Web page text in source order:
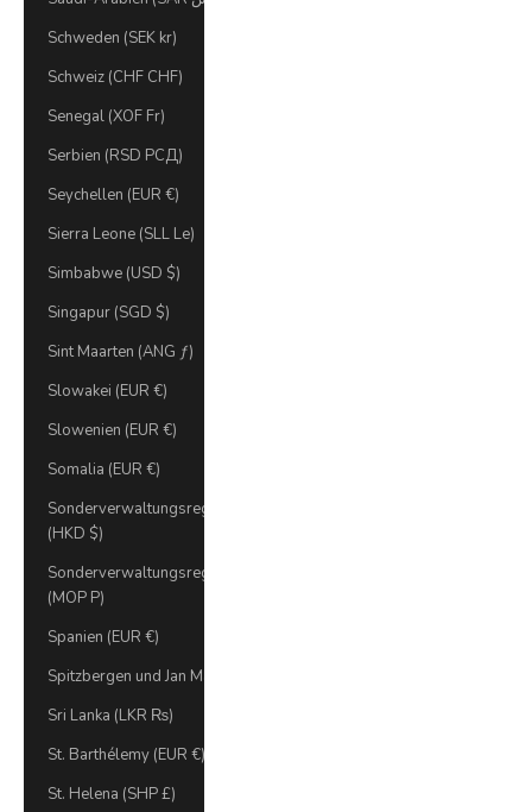
Schweden (SEK kr)
Schweiz (CHF CHF)
Senegal (XOF Fr)
Serbien (RSD РСД)
Seychellen (EUR €)
Sierra Leone (SLL Le)
Simbabwe (USD $)
Singapur (SGD $)
Sint Maarten (ANG ƒ)
Slowakei (EUR €)
Slowenien (EUR €)
Somalia (EUR €)
Sonderverwaltungsregion Hongkong
(HKD $)
Sonderverwaltungsregion Macau
(MOP P)
Spanien (EUR €)
Spitzbergen und Jan Mayen (EUR €)
Sri Lanka (LKR ₨)
St. Barthélemy (EUR €)
St. Helena (SHP £)